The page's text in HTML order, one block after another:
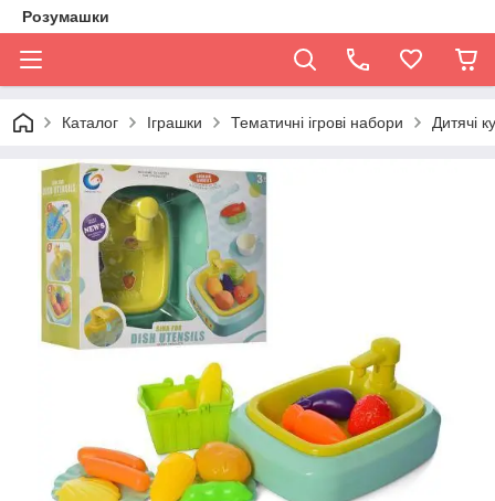
Розумашки
Каталог Іграшки Тематичні ігрові набори Дитячі